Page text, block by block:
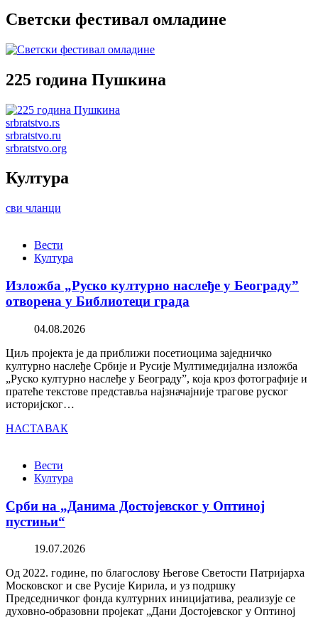
Светски фестивал омладине
225 година Пушкина
srbratstvo.rs
srbratstvo.ru
srbratstvo.org
Култура
сви чланци
Вести
Култура
Изложба „Руско културно наслеђе у Београду”
отворена у Библиотеци града
04.08.2026
Циљ пројекта је да приближи посетиоцима заједничко
културно наслеђе Србије и Русије Мултимедијална изложба
„Руско културно наслеђе у Београду”, која кроз фотографије и
пратеће текстове представља најзначајније трагове руског
историјског…
НАСТАВАК
Вести
Култура
Срби на „Данима Достојевског у Оптиној
пустињи“
19.07.2026
Од 2022. године, по благослову Његове Светости Патријарха
Московског и све Русије Кирила, и уз подршку
Председничког фонда културних иницијатива, реализује се
духовно-образовни пројекат „Дани Достојевског у Оптиној